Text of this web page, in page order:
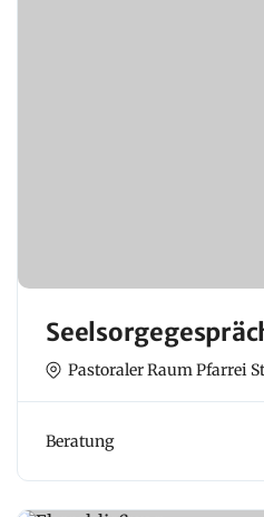
Pastoraler Raum Pfarrei
Beratung